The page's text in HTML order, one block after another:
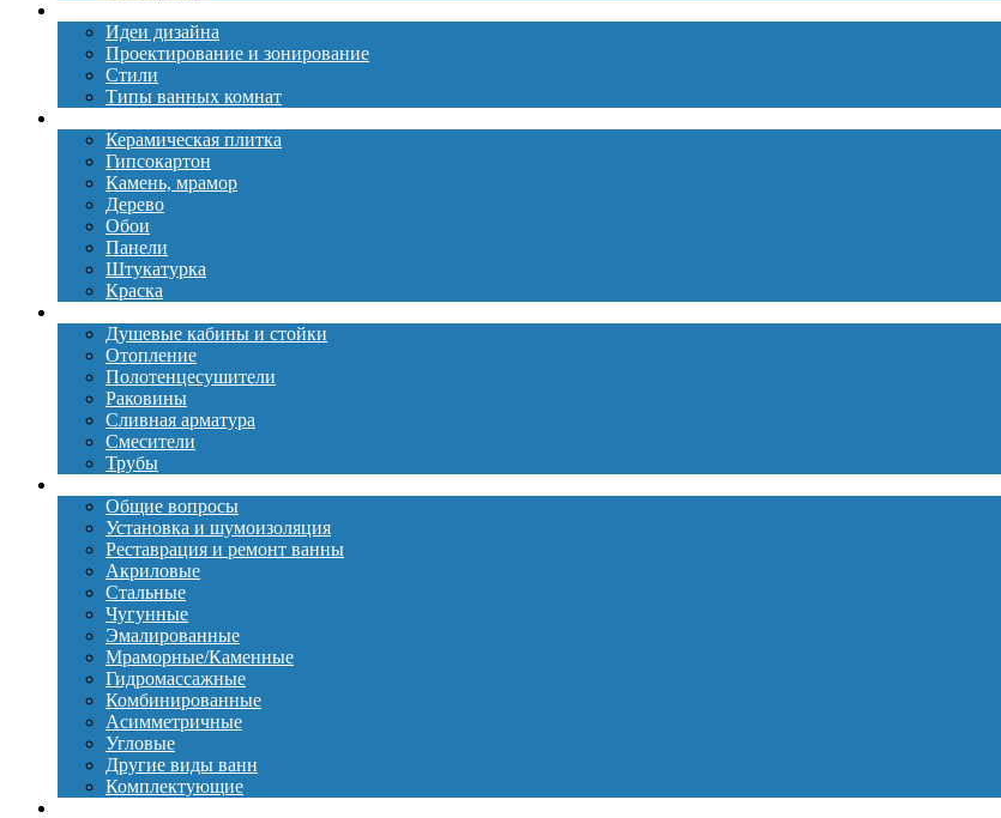
Идеи дизайна
Проектирование и зонирование
Стили
Типы ванных комнат
Керамическая плитка
Гипсокартон
Камень, мрамор
Дерево
Обои
Панели
Штукатурка
Краска
Душевые кабины и стойки
Отопление
Полотенцесушители
Раковины
Сливная арматура
Смесители
Трубы
Общие вопросы
Установка и шумоизоляция
Реставрация и ремонт ванны
Акриловые
Стальные
Чугунные
Эмалированные
Мраморные/Каменные
Гидромассажные
Комбинированные
Асимметричные
Угловые
Другие виды ванн
Комплектующие